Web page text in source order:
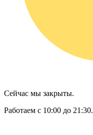
Сейчас мы закрыты.
Работаем с 10:00 до 21:30.